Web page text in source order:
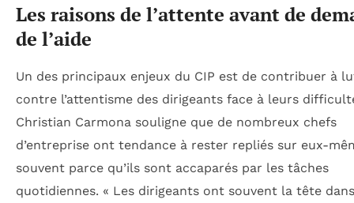
Les raisons de l’attente avant de
de l’aide
Un des principaux enjeux du CIP est de contribuer à
contre l’attentisme des dirigeants face à leurs
Christian Carmona souligne que de nombreux chefs
d’entreprise ont tendance à rester repliés sur eux-
souvent parce qu’ils sont accaparés par les tâches
quotidiennes. « Les dirigeants ont souvent la tête